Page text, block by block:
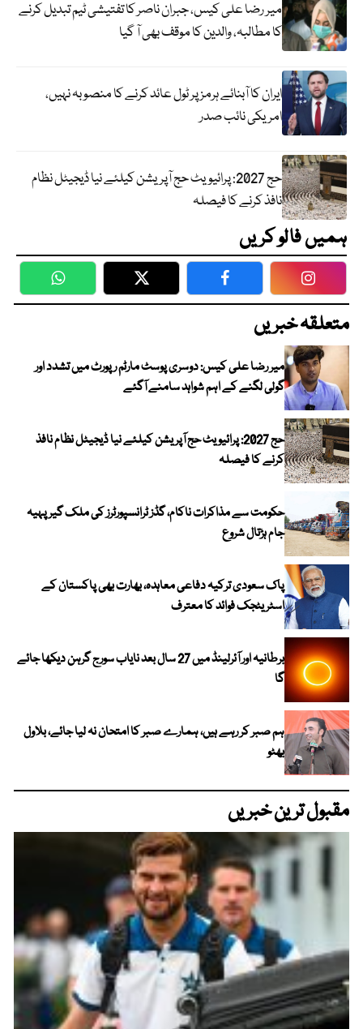
میر رضا علی کیس، جبران ناصر کا تفتیشی ٹیم تبدیل کرنے
کا مطالبہ، والدین کا موقف بھی آ گیا
ایران کا آبنائے ہرمز پر ٹول عائد کرنے کا منصوبہ نہیں،
امریکی نائب صدر
حج 2027: پرائیویٹ حج آپریشن کیلئے نیا ڈیجیٹل نظام
نافذ کرنے کا فیصلہ
ہمیں فالو کریں
WhatsApp Twitter Facebook
متعلقہ خبریں
میر رضا علی کیس: دوسری پوسٹ مارٹم رپورٹ میں تشدد اور
گولی لگنے کے اہم شواہد سامنے آگئے
حج 2027: پرائیویٹ حج آپریشن کیلئے نیا ڈیجیٹل نظام نافذ
کرنے کا فیصلہ
حکومت سے مذاکرات ناکام، گڈز ٹرانسپورٹرز کی ملک گیر پہیہ
جام ہڑتال شروع
پاک سعودی ترکیہ دفاعی معاہدہ، بھارت بھی پاکستان کے
اسٹریٹجک فوائد کا معترف
برطانیہ اور آئرلینڈ میں 27 سال بعد نایاب سورج گرہن دیکھا جائے
گا
ہم صبر کر رہے ہیں، ہمارے صبر کا امتحان نہ لیا جائے، بلاول
بھٹو
مقبول ترین خبریں